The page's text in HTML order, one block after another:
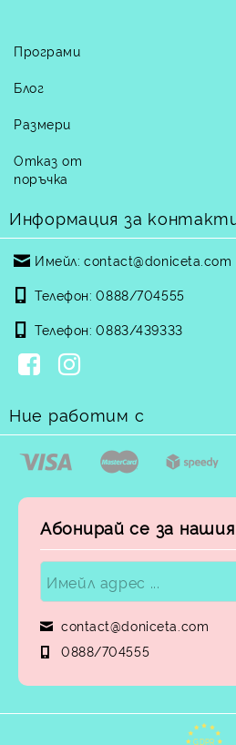
Програми
Блог
Размери
Отказ от
поръчка
Информация за
Имейл: contact@doniceta.com
Телефон: 0888/704555
Телефон: 0883/439333
Ние работим с
Абонирай се за
contact@doniceta.com
0888/704555
GDPR